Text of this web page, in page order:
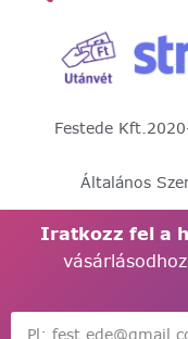
Festede Kft.
Általános
Iratkozz fel a